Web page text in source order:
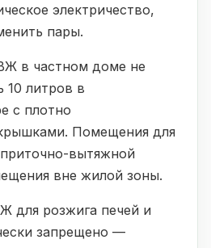
электричество,
пары.
в частном доме не
литров в
с плотно
Помещения для
вытяжной
вне жилой зоны.
для розжига печей и
запрещено —